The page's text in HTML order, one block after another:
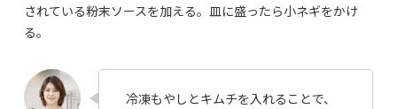
されている粉末ソースを加える。皿に盛ったら小ネギをかけ
る。
冷凍もやしとキムチを入れることで、